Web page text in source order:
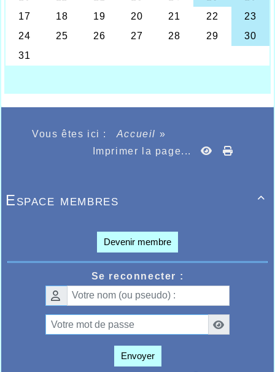
50m haies 10"26,1000m 3'52"62.
Félicitations à nos 3 athlètes d'avoir bien représentées
les couleurs du club.
Vous êtes ici : Accueil »
Imprimer la page...

Espace membres
Devenir membre
Se reconnecter :
Envoyer